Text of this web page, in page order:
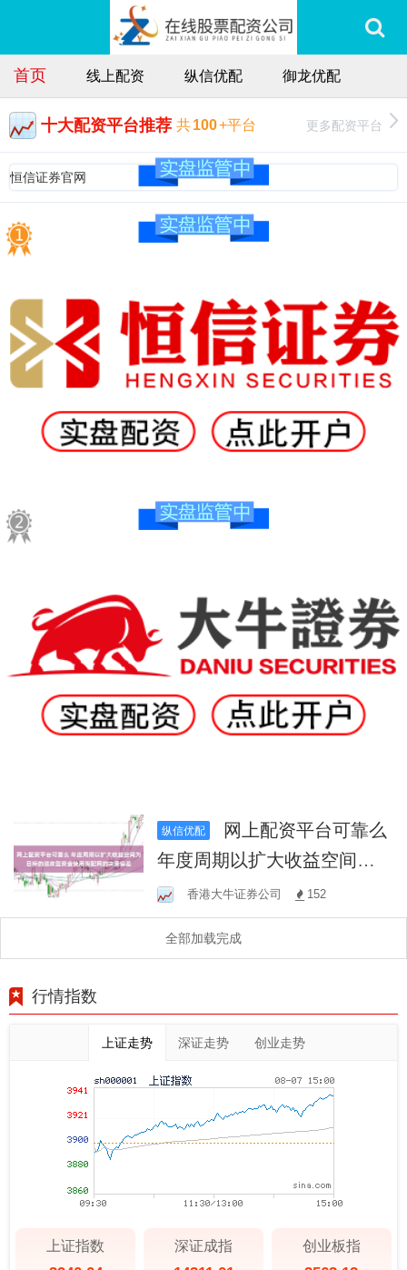
首页 线上配资 纵信优配 御龙优配
十大配资平台推荐 共100+平台 更多配资平台
恒信证券官网
纵信优配
年度周期以扩大收益空间为
目标的进攻型资金使用淘配
网的决策偏差
香港大牛证券公司 152
全部加载完成
行情指数
上证走势 深证走势 创业走势
上证指数 深证成指 创业板指